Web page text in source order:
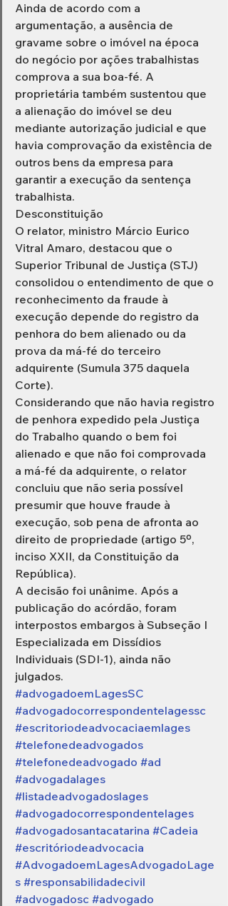
Ainda de acordo com a
argumentação, a ausência de
gravame sobre o imóvel na época
do negócio por ações trabalhistas
comprova a sua boa-fé. A
proprietária também sustentou que
a alienação do imóvel se deu
mediante autorização judicial e que
havia comprovação da existência de
outros bens da empresa para
garantir a execução da sentença
trabalhista.
Desconstituição
O relator, ministro Márcio Eurico
Vitral Amaro, destacou que o
Superior Tribunal de Justiça (STJ)
consolidou o entendimento de que o
reconhecimento da fraude à
execução depende do registro da
penhora do bem alienado ou da
prova da má-fé do terceiro
adquirente (Sumula 375 daquela
Corte).
Considerando que não havia registro
de penhora expedido pela Justiça
do Trabalho quando o bem foi
alienado e que não foi comprovada
a má-fé da adquirente, o relator
concluiu que não seria possível
presumir que houve fraude à
execução, sob pena de afronta ao
direito de propriedade (artigo 5º,
inciso XXII, da Constituição da
República).
A decisão foi unânime. Após a
publicação do acórdão, foram
interpostos embargos à Subseção I
Especializada em Dissídios
Individuais (SDI-1), ainda não
julgados.
#advogadoemLagesSC
#advogadocorrespondentelagessc
#escritoriodeadvocaciaemlages
#telefonedeadvogados
#telefonedeadvogado #ad
#advogadalages
#listadeadvogadoslages
#advogadocorrespondentelages
#advogadosantacatarina #Cadeia
#escritóriodeadvocacia
#AdvogadoemLagesAdvogadoLage
s #responsabilidadecivil
#advogadosc #advogado